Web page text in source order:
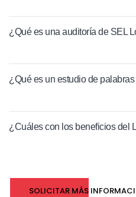
¿Qué es una auditoría de SEL
¿Qué es un estudio de
¿Cuáles con los beneficios del
SOLICITAR MÁS